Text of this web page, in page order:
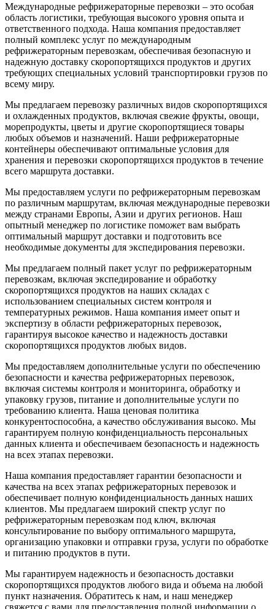
Международные рефрижераторные перевозки – это особая
область логистики, требующая высокого уровня опыта и
ответственного подхода. Наша компания предоставляет
полный комплекс услуг по международным
рефрижераторным перевозкам, обеспечивая безопасную и
надежную доставку скоропортящихся продуктов и других
требующих специальных условий транспортировки грузов по
всему миру.
Мы предлагаем перевозку различных видов скоропортящихся
и охлажденных продуктов, включая свежие фрукты, овощи,
морепродукты, цветы и другие скоропортящиеся товары
любых объемов и назначений. Наши рефрижераторные
контейнеры обеспечивают оптимальные условия для
хранения и перевозки скоропортящихся продуктов в течение
всего маршрута доставки.
Мы предоставляем услуги по рефрижераторным перевозкам
по различным маршрутам, включая международные перевозки
между странами Европы, Азии и других регионов. Наш
опытный менеджер по логистике поможет вам выбрать
оптимальный маршрут доставки и подготовить все
необходимые документы для экспедирования перевозки.
Мы предлагаем полный пакет услуг по рефрижераторным
перевозкам, включая экспедирование и обработку
скоропортящихся продуктов на наших складах с
использованием специальных систем контроля и
температурных режимов. Наша компания имеет опыт и
экспертизу в области рефрижераторных перевозок,
гарантируя высокое качество и надежность доставки
скоропортящихся продуктов любых видов.
Мы предоставляем дополнительные услуги по обеспечению
безопасности и качества рефрижераторных перевозок,
включая системы контроля и мониторинга, обработку и
упаковку грузов, питание и дополнительные услуги по
требованию клиента. Наша ценовая политика
конкурентоспособна, а качество обслуживания высоко. Мы
гарантируем полную конфиденциальность персональных
данных клиента и обеспечиваем безопасность и надежность
на всех этапах перевозки.
Наша компания предоставляет гарантии безопасности и
качества на всех этапах рефрижераторных перевозок и
обеспечивает полную конфиденциальность данных наших
клиентов. Мы предлагаем широкий спектр услуг по
рефрижераторным перевозкам под ключ, включая
консультирование по выбору оптимального маршрута,
организацию упаковки и отправки груза, услуги по обработке
и питанию продуктов в пути.
Мы гарантируем надежность и безопасность доставки
скоропортящихся продуктов любого вида и объема на любой
пункт назначения. Обратитесь к нам, и наш менеджер
свяжется с вами для предоставления полной информации о